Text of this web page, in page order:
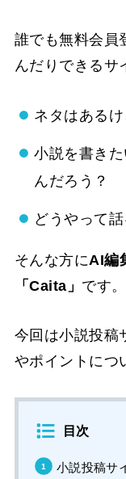
誰でも無料会員
んだりできるサ
ネタはある
小説を書き
んだろう？
どうやって
そんな方にAI編
「Caita」 です。
今回は小説投稿
やポイントにつ
目次
小説投稿サ